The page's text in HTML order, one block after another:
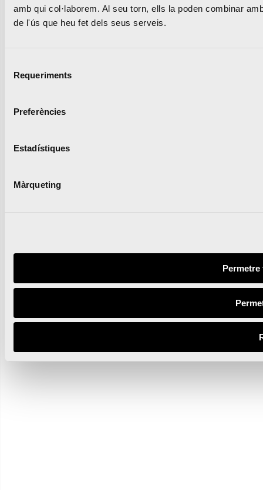
amb qui col·laborem. Al seu torn, ells la poden combinar
de l'ús que heu fet dels seus serveis.
Requeriments
Preferències
Estadístiques
Màrqueting